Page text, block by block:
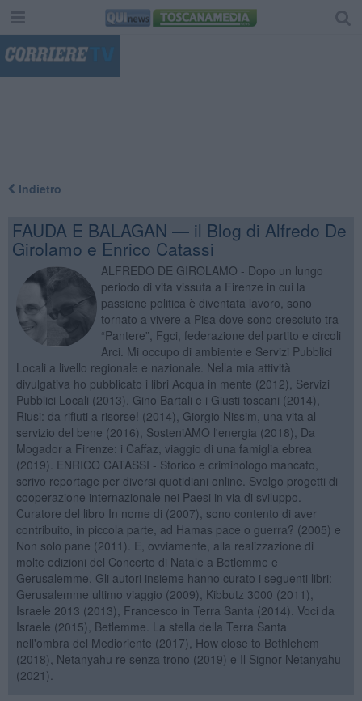
Indietro
FAUDA E BALAGAN — il Blog di Alfredo De
Girolamo e Enrico Catassi
ALFREDO DE GIROLAMO - Dopo un lungo
periodo di vita vissuta a Firenze in cui la
passione politica è diventata lavoro, sono
tornato a vivere a Pisa dove sono cresciuto tra
“Pantere”, Fgci, federazione del partito e circoli
Arci. Mi occupo di ambiente e Servizi Pubblici
Locali a livello regionale e nazionale. Nella mia attività
divulgativa ho pubblicato i libri Acqua in mente (2012), Servizi
Pubblici Locali (2013), Gino Bartali e i Giusti toscani (2014),
Riusi: da rifiuti a risorse! (2014), Giorgio Nissim, una vita al
servizio del bene (2016), SosteniAMO l'energia (2018), Da
Mogador a Firenze: i Caffaz, viaggio di una famiglia ebrea
(2019). ENRICO CATASSI - Storico e criminologo mancato,
scrivo reportage per diversi quotidiani online. Svolgo progetti di
cooperazione internazionale nei Paesi in via di sviluppo.
Curatore del libro In nome di (2007), sono contento di aver
contribuito, in piccola parte, ad Hamas pace o guerra? (2005) e
Non solo pane (2011). E, ovviamente, alla realizzazione di
molte edizioni del Concerto di Natale a Betlemme e
Gerusalemme. Gli autori insieme hanno curato i seguenti libri:
Gerusalemme ultimo viaggio (2009), Kibbutz 3000 (2011),
Israele 2013 (2013), Francesco in Terra Santa (2014). Voci da
Israele (2015), Betlemme. La stella della Terra Santa
nell'ombra del Medioriente (2017), How close to Bethlehem
(2018), Netanyahu re senza trono (2019) e Il Signor Netanyahu
(2021).